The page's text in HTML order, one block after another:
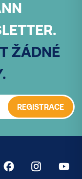
ŽÁDNÉ
REGISTRACE